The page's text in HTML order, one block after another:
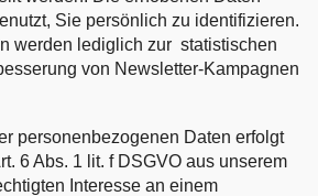
Sie persönlich zu identifizieren.
werden lediglich zur statistischen
von Newsletter-Kampagnen
personenbezogenen Daten erfolgt
6 Abs. 1 lit. f DSGVO aus unserem
Interesse an einem